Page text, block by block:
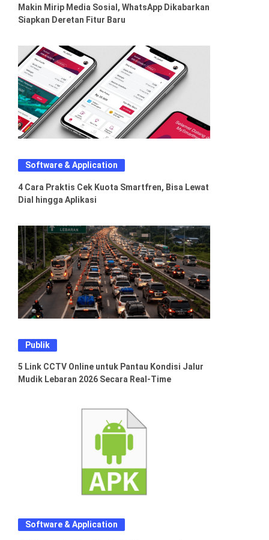
Makin Mirip Media Sosial, WhatsApp Dikabarkan
Siapkan Deretan Fitur Baru
Software & Application
4 Cara Praktis Cek Kuota Smartfren, Bisa Lewat
Dial hingga Aplikasi
Publik
5 Link CCTV Online untuk Pantau Kondisi Jalur
Mudik Lebaran 2026 Secara Real-Time
Software & Application